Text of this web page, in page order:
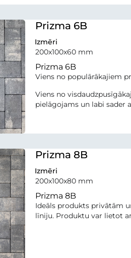
Prizma 6B
Izmēri
200x100x60 mm
Prizma 6B
Viens no populārākajiem
Viens no
pielāgojams un labi sader
Prizma 8B
Izmēri
200x100x80 mm
Prizma 8B
Ideāls produkts privātām
līniju. Produktu var lietot